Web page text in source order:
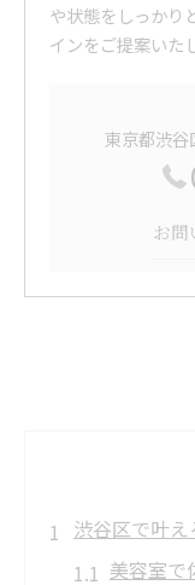
や状態をしっかり
インをご提案いた
東京都渋谷
お問
渋谷区で叶
美容室で